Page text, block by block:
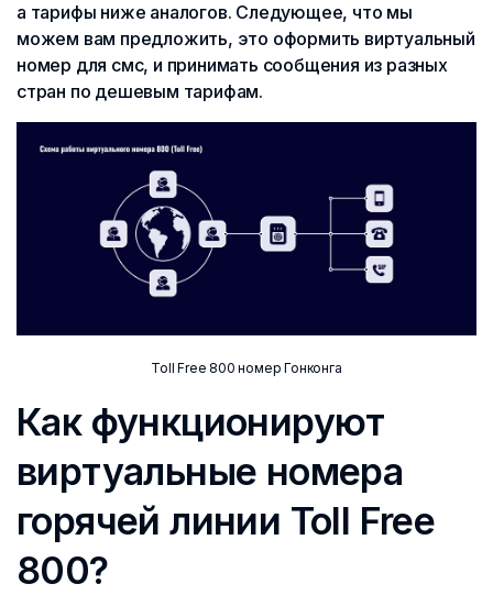
а тарифы ниже аналогов. Следующее, что мы
можем вам предложить, это оформить виртуальный
номер для смс, и принимать сообщения из разных
стран по дешевым тарифам.
Toll Free 800 номер Гонконга
Как функционируют
виртуальные номера
горячей линии Toll Free
800?